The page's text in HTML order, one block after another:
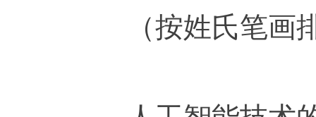
（按姓氏笔画